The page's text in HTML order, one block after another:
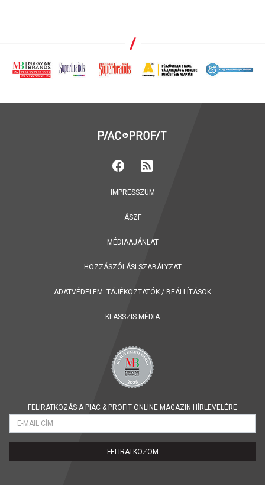
IMPRESSZUM
ÁSZF
MÉDIAAJÁNLAT
HOZZÁSZÓLÁSI SZABÁLYZAT
ADATVÉDELEM: TÁJÉKOZTATÓK / BEÁLLÍTÁSOK
KLASSZIS MÉDIA
FELIRATKOZÁS A PIAC & PROFIT ONLINE MAGAZIN HÍRLEVELÉRE
FELIRATKOZOM